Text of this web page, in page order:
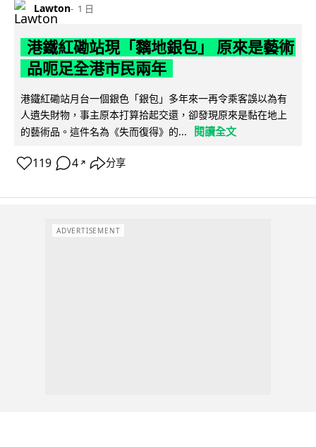
Lawton 1 日
港鐵紅磡站現「黐地銀包」 原來是藝術
品呃足全港市民兩年
港鐵紅磡站月台一個銀色「銀包」多年來一再令乘客誤以為有
人遺失財物，事主原本打算拾起交還，卻發現原來是黏在地上
的藝術品。這件名為《失而復得》的...
閱讀全文
119 4 ↗ 分享
ADVERTISEMENT